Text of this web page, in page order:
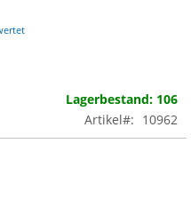
Lagerbestand: 106
Artikel
10962